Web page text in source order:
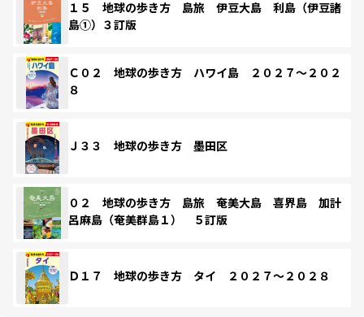
１５ 地球の歩き方 島旅 伊豆大島 利島（伊豆諸
島①）３訂版
Ｃ０２ 地球の歩き方 ハワイ島 ２０２７～２０２
８
Ｊ３３ 地球の歩き方 墨田区
０２ 地球の歩き方 島旅 奄美大島 喜界島 加計
呂麻島（奄美群島１） ５訂版
Ｄ１７ 地球の歩き方 タイ ２０２７～２０２８